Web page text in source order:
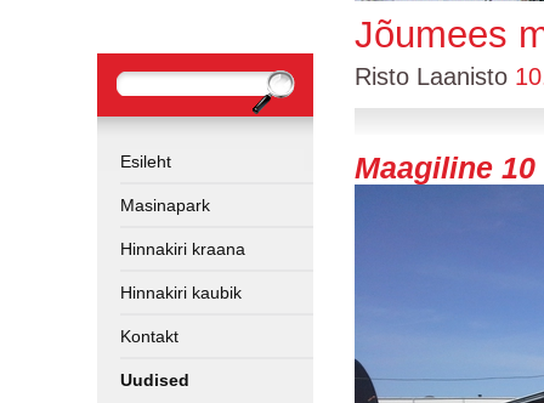
Esileht
Masinapark
Hinnakiri kraana
Hinnakiri kaubik
Kontakt
Uudised
Jõumees
Risto Laanisto
Maagiline